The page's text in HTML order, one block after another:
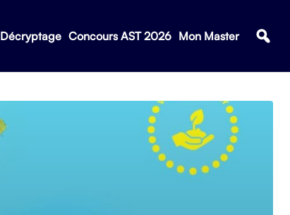
Décryptage Concours AST 2026 Mon Master